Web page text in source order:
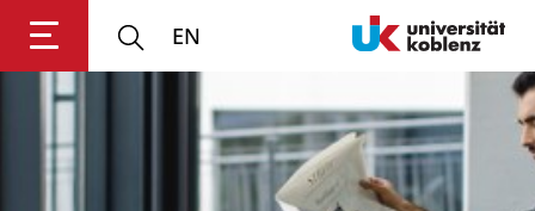
Anmelden Impressum Datenschutz
EN